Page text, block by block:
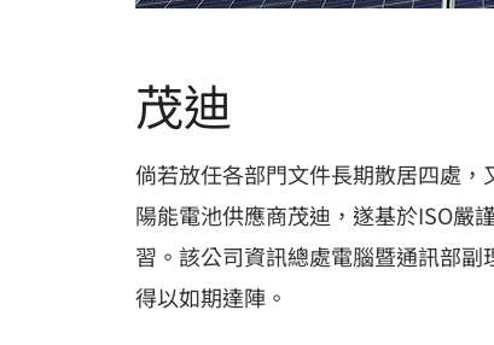
茂迪
倘若放任各部門文件長期散居四處
陽能電池供應商茂迪，遂基於ISO嚴
習。該公司資訊總處電腦暨通訊部
得以如期達陣。